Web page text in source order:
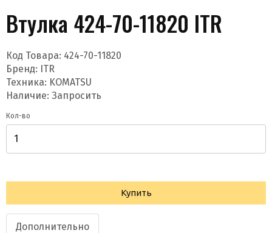
Втулка 424-70-11820 ITR
Код Товара: 424-70-11820
Бренд: ITR
Техника: KOMATSU
Наличие: Запросить
Кол-во
Купить
Дополнительно